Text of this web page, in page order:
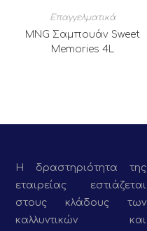
Επαγγελματικά
MNG Σαμπουάν Sweet
Memories 4L
Η δραστηριότητα της
εταιρείας εστιάζεται
στους κλάδους των
καλλυντικών και